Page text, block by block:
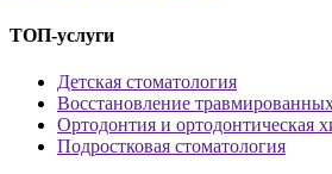
ТОП-услуги
Детская стоматология
Восстановление
Ортодонтия и ортодонтическая
Подростковая стоматология